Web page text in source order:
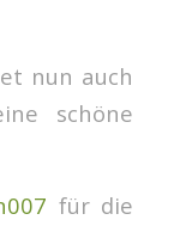
nun auch
schöne
für die